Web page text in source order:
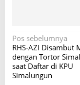
N
a
v
i
Pos sebelumnya
RHS-AZI Disambut
dengan Tortor
saat Daftar di KPU
Simalungun